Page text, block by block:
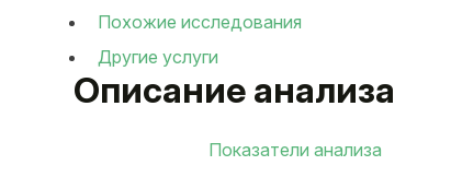
Описание анализа
Показатели анализа
Похожие исследования
Другие услуги